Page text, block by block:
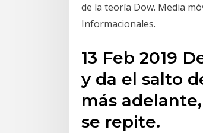
de la teoría Dow. Media
Informacionales.
13 Feb 2019
y da el salto
más
se repite.